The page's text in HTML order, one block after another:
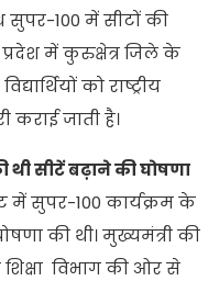
सुपर-100 में सीटों की
में कुरुक्षेत्र जिले के
को राष्ट्रीय
कराई जाती है।
सीटें बढ़ाने की घोषणा
में सुपर-100 कार्यक्रम के
की थी। मुख्यमंत्री की
विभाग की ओर से